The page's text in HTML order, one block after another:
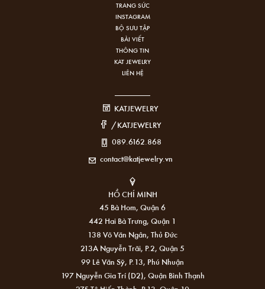
TRANG SỨC
INSTAGRAM
BỘ SƯU TẬP
BÀI VIẾT
THÔNG TIN
KAT JEWELRY
LIÊN HỆ
KATJEWELRY
/KATJEWELRY
089.6162.868
contact@katjewelry.vn
HỒ CHÍ MINH
45 Bà Hom, Quận 6
442 Hai Bà Trưng, Quận 1
138 Võ Văn Ngân, Thủ Đức
213A Nguyễn Trãi, P.2, Quận 5
99 Lê Văn Sỹ, P.13, Phú Nhuận
197 Nguyễn Gia Trí (D2), Quận Bình Thạnh